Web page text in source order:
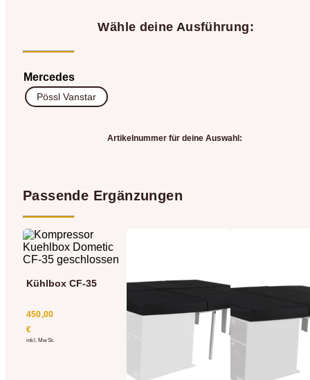
Wähle deine Ausführung:
Mercedes
Pössl Vanstar
Artikelnummer für deine Auswahl:
Passende Ergänzungen
Kühlbox CF-35
450,00
€
inkl. MwSt.